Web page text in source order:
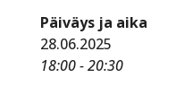
Päiväys ja aika
28.06.2025
18:00 - 20:30